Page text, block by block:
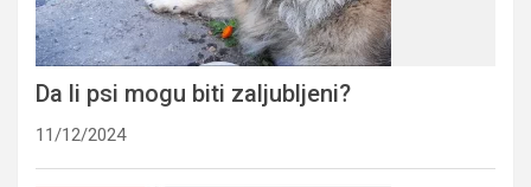
Da li psi mogu biti zaljubljeni?
11/12/2024